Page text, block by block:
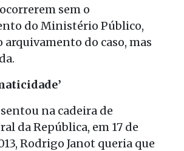
sem o
do Ministério Público,
arquivamento do caso, mas
na cadeira de
da República, em 17 de
Rodrigo Janot queria que